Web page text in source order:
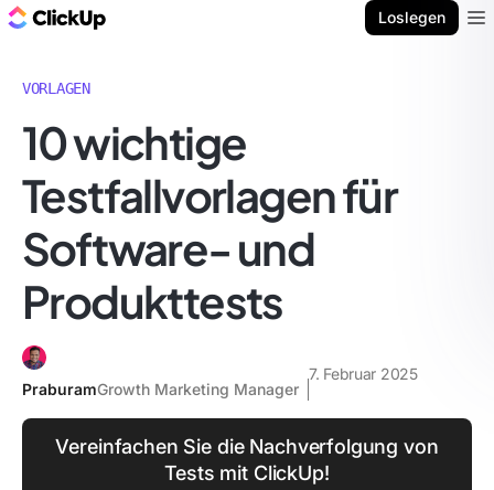
Loslegen
VORLAGEN
10 wichtige
Testfallvorlagen für
Software- und
Produkttests
PraburamGrowth Marketing Manager
7. Februar 2025
Vereinfachen Sie die Nachverfolgung von
Tests mit ClickUp!